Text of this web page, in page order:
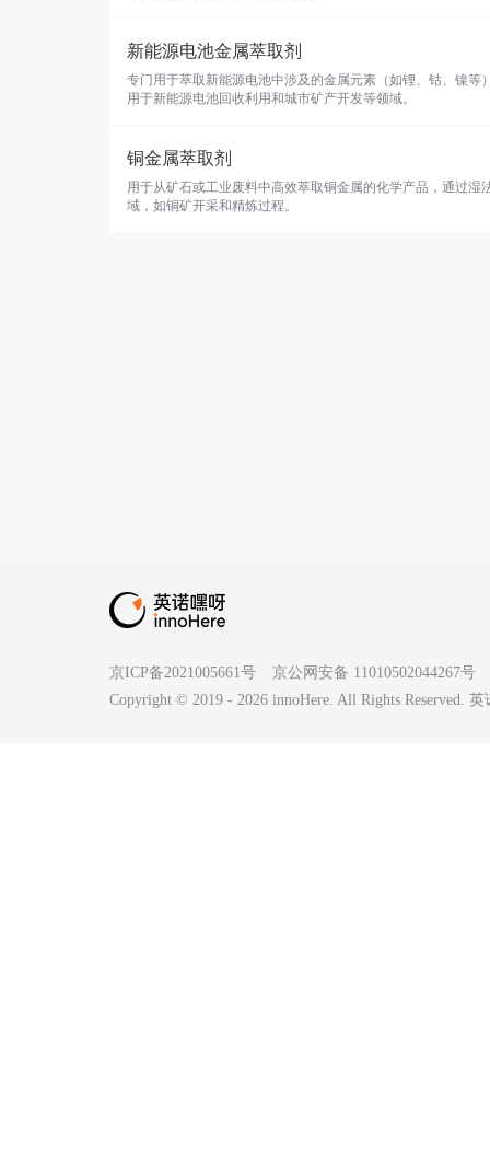
新能源电池金属萃取剂
专门用于萃取新能源电池中涉及的金属元素（如锂、钴、镍
用于新能源电池回收利用和城市矿产开发等领域。
铜金属萃取剂
用于从矿石或工业废料中高效萃取铜金属的化学产品，通过
域，如铜矿开采和精炼过程。
京ICP备2021005661号
京公网安备 11010502044267号
Copyright © 2019 - 2026 innoHere. All Rights Reserved.